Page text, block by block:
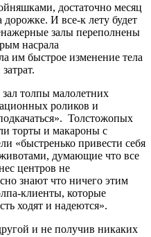
достаточно месяц
дорожке. И все-к лету будет
залы переполнены
насрала
им быстрое изменение тела
толпы малолетних
роликов и
Толстожопых
торты и макароны с
«быстренько привести себя
думающие что все
центров не
знают что ничего этим
клиенты, которые
ходят и надеются».
и не получив никаких